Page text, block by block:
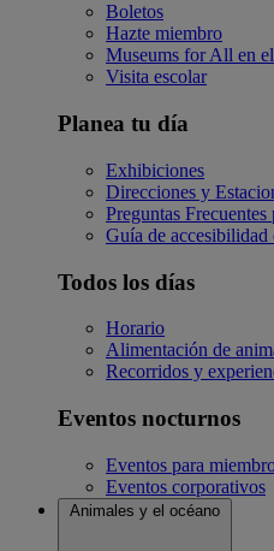
Boletos
Hazte miembro
Museums for All en
Visita escolar
Planea tu día
Exhibiciones
Direcciones y
Preguntas
Guía de accesibilidad
Todos los días
Horario
Alimentación de
Recorridos y
Eventos nocturnos
Eventos para
Eventos corporativos
Animales y el océano